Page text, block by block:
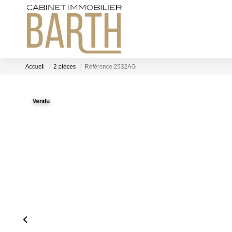
Accueil 2 pièces Référence 2532AG
Vendu